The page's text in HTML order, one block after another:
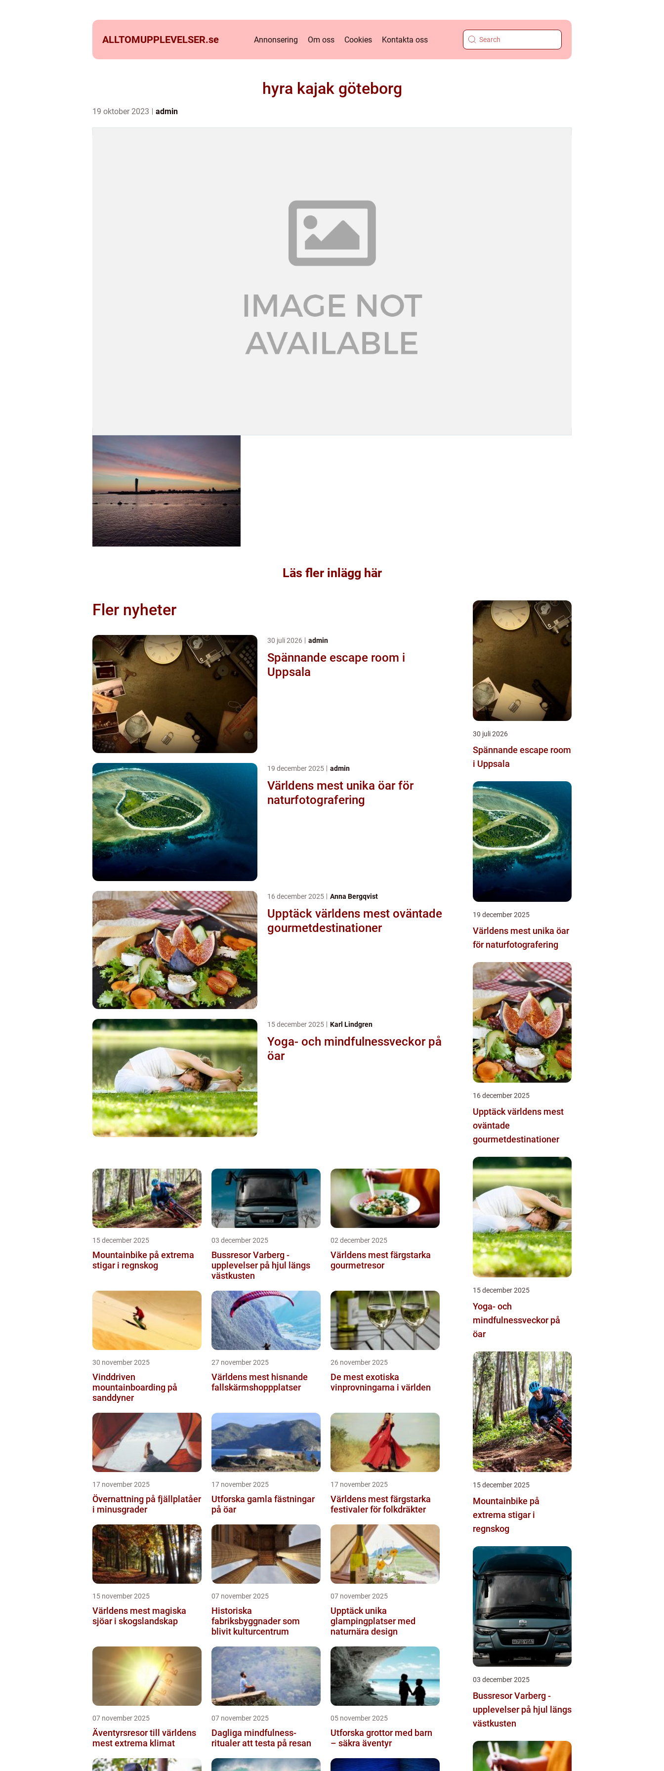
ALLTOMUPPLEVELSER.se Annonsering Om oss Cookies Kontakta oss
hyra kajak göteborg
19 oktober 2023 admin
Läs fler inlägg här
Fler nyheter
30 juli 2026 admin
Spännande escape room i
Uppsala
19 december 2025 admin
Världens mest unika öar för
naturfotografering
16 december 2025 Anna Bergqvist
Upptäck världens mest oväntade
gourmetdestinationer
15 december 2025 Karl Lindgren
Yoga- och mindfulnessveckor på
öar
15 december 2025
Mountainbike på extrema
stigar i regnskog
03 december 2025
Bussresor Varberg -
upplevelser på hjul längs
västkusten
02 december 2025
Världens mest färgstarka
gourmetresor
30 november 2025
Vinddriven
mountainboarding på
sanddyner
27 november 2025
Världens mest hisnande
fallskärmshoppplatser
26 november 2025
De mest exotiska
vinprovningarna i världen
17 november 2025
Övernattning på fjällplatåer
i minusgrader
17 november 2025
Utforska gamla fästningar
på öar
17 november 2025
Världens mest färgstarka
festivaler för folkdräkter
15 november 2025
Världens mest magiska
sjöar i skogslandskap
07 november 2025
Historiska
fabriksbyggnader som
blivit kulturcentrum
07 november 2025
Upptäck unika
glampingplatser med
naturnära design
07 november 2025
Äventyrsresor till världens
mest extrema klimat
07 november 2025
Dagliga mindfulness-
ritualer att testa på resan
05 november 2025
Utforska grottor med barn
– säkra äventyr
30 juli 2026
Spännande escape room
i Uppsala
19 december 2025
Världens mest unika öar
för naturfotografering
16 december 2025
Upptäck världens mest
oväntade
gourmetdestinationer
15 december 2025
Yoga- och
mindfulnessveckor på
öar
15 december 2025
Mountainbike på
extrema stigar i
regnskog
03 december 2025
Bussresor Varberg -
upplevelser på hjul längs
västkusten